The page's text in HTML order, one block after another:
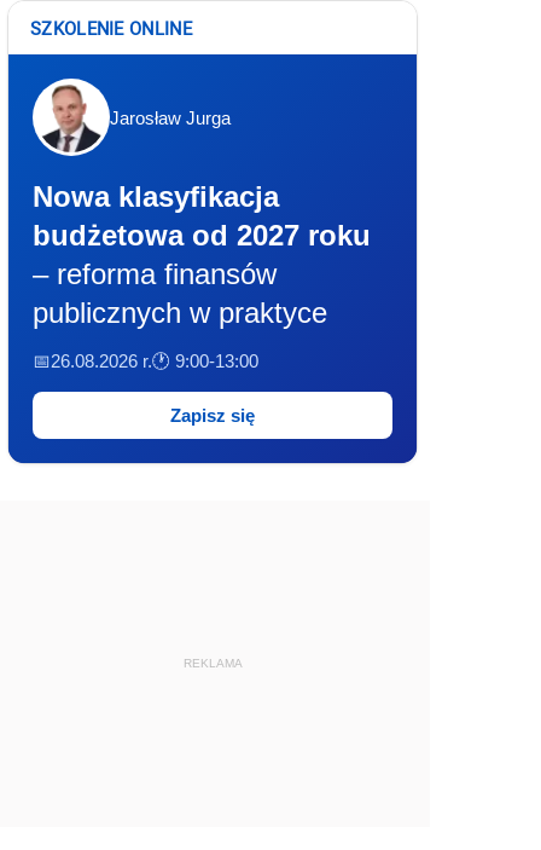
SZKOLENIE ONLINE
Jarosław Jurga
Nowa klasyfikacja
budżetowa od 2027 roku
– reforma finansów
publicznych w praktyce
📅26.08.2026 r.🕐 9:00-13:00
Zapisz się
REKLAMA